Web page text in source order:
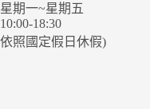
星期一~星期五
10:00-18:30
依照國定假日休假)